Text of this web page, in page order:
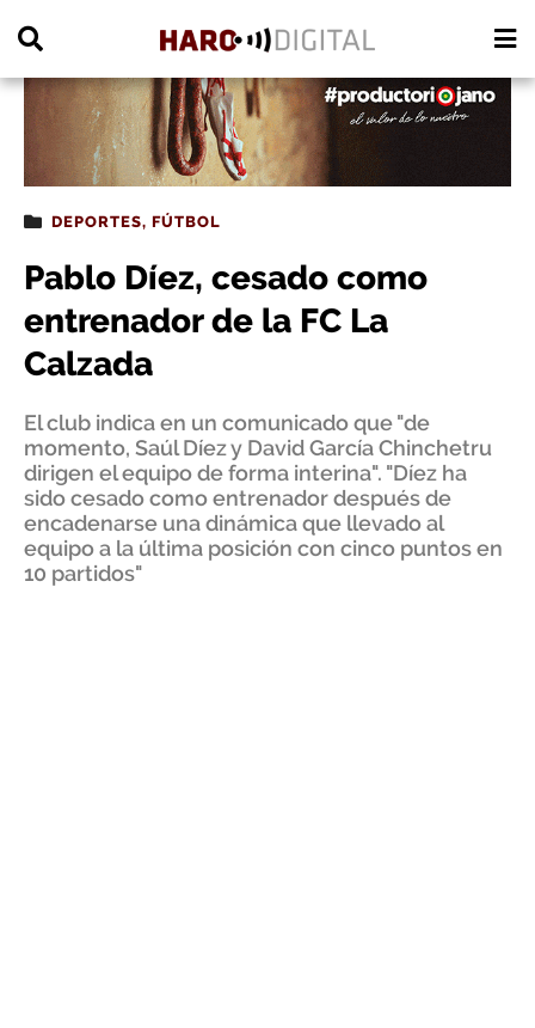
DEPORTES, FÚTBOL
Pablo Díez, cesado como
entrenador de la FC La
Calzada
El club indica en un comunicado que "de
momento, Saúl Díez y David García Chinchetru
dirigen el equipo de forma interina". "Díez ha
sido cesado como entrenador después de
encadenarse una dinámica que llevado al
equipo a la última posición con cinco puntos en
10 partidos"